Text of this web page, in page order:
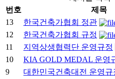
번호
제목
13
한국건축가협회 정관
12
한국건축가협회 규정
11
지역상생협력단 운영규정
10
KIA GOLD MEDAL 운영
9
대한민국건축대전 운영규